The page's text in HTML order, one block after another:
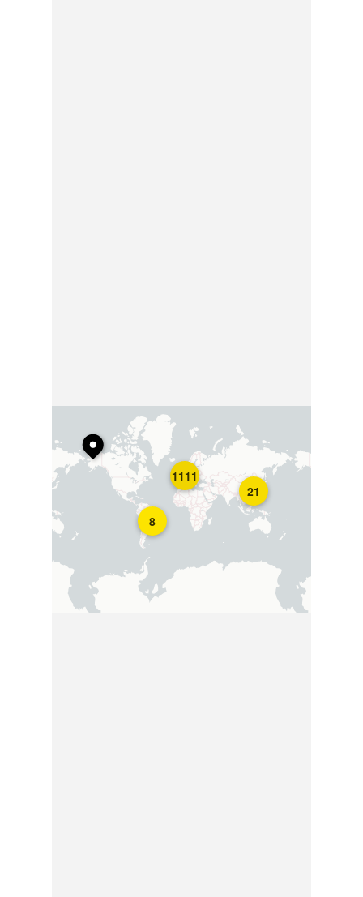
8
21
1111